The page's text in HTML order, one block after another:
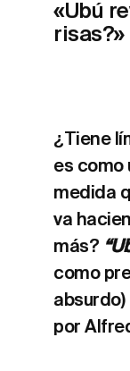
«Ubú
risas?»
¿Tiene
es como
medida
va
más?
como
por